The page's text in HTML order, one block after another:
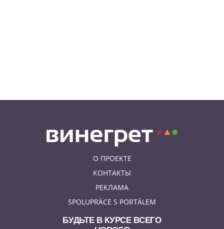
О ПРОЕКТЕ
КОНТАКТЫ
РЕКЛАМА
SPOLUPRÁCE S PORTÁLEM
БУДЬТЕ В КУРСЕ ВСЕГО